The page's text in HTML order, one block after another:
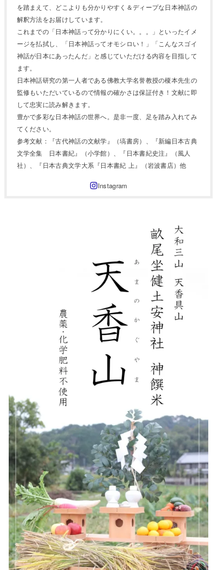
を踏まえて、どこよりも分かりやすく＆ディープな日本神話の
解釈方法をお届けしています。
これまでの「日本神話って分かりにくい。。。」といったイメ
ージを払拭し、「日本神話ってオモシロい！」「こんなスゴイ
神話が日本にあったんだ」と感じていただける内容を目指して
ます。
日本神話研究の第一人者である佛教大学名誉教授の榎本先生の
監修もいただいているので情報の確かさは保証付き！文献に即
して忠実に読み解きます。
豊かで多彩な日本神話の世界へ。是非一度、足を踏み入れてみ
てください。
参考文献：『古代神話の文献学』（塙書房）、『新編日本古典
文学全集 日本書紀』（小学館）、『日本書紀史注』（風人
社）、『日本古典文学大系『日本書紀 上』（岩波書店）他